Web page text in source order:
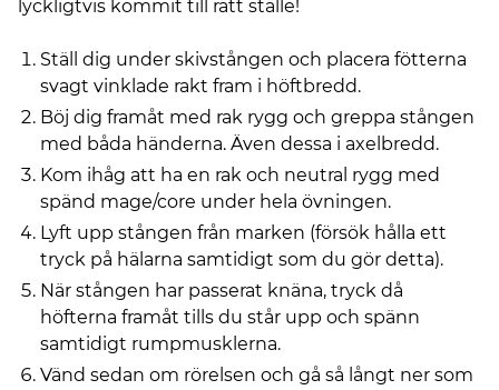
lyckligtvis kommit till rätt ställe!
Ställ dig under skivstången och placera fötterna
svagt vinklade rakt fram i höftbredd.
Böj dig framåt med rak rygg och greppa stången
med båda händerna. Även dessa i axelbredd.
Kom ihåg att ha en rak och neutral rygg med
spänd mage/core under hela övningen.
Lyft upp stången från marken (försök hålla ett
tryck på hälarna samtidigt som du gör detta).
När stången har passerat knäna, tryck då
höfterna framåt tills du står upp och spänn
samtidigt rumpmusklerna.
Vänd sedan om rörelsen och gå så långt ner som